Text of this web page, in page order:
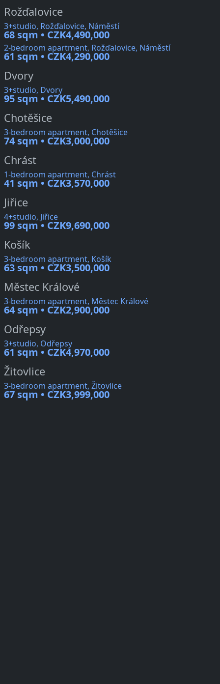
Rožďalovice
3+studio, Rožďalovice, Náměstí
68 sqm • CZK4,490,000
2-bedroom apartment, Rožďalovice, Náměstí
61 sqm • CZK4,290,000
Dvory
3+studio, Dvory
95 sqm • CZK5,490,000
Chotěšice
3-bedroom apartment, Chotěšice
74 sqm • CZK3,000,000
Chrást
1-bedroom apartment, Chrást
41 sqm • CZK3,570,000
Jiřice
4+studio, Jiřice
99 sqm • CZK9,690,000
Košík
3-bedroom apartment, Košík
63 sqm • CZK3,500,000
Městec Králové
3-bedroom apartment, Městec Králové
64 sqm • CZK2,900,000
Odřepsy
3+studio, Odřepsy
61 sqm • CZK4,970,000
Žitovlice
3-bedroom apartment, Žitovlice
67 sqm • CZK3,999,000